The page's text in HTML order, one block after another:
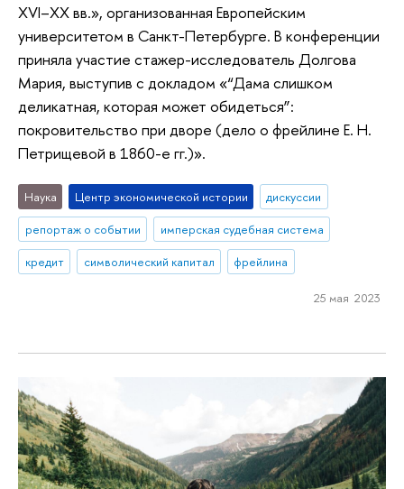
XVI–XX вв.», организованная Европейским
университетом в Санкт-Петербурге. В конференции
приняла участие стажер-исследователь Долгова
Мария, выступив с докладом «“Дама слишком
деликатная, которая может обидеться”:
покровительство при дворе (дело о фрейлине Е. Н.
Петрищевой в 1860-е гг.)».
Наука Центр экономической истории
дискуссии
репортаж о событии
имперская судебная система
кредит
символический капитал фрейлина
25 мая 2023